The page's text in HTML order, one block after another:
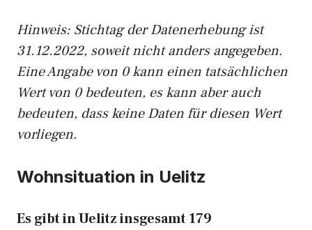
Hinweis: Stichtag der Datenerhebung ist
31.12.2022, soweit nicht anders angegeben.
Eine Angabe von 0 kann einen tatsächlichen
Wert von 0 bedeuten, es kann aber auch
bedeuten, dass keine Daten für diesen Wert
vorliegen.
Wohnsituation in Uelitz
Es gibt in Uelitz insgesamt 179